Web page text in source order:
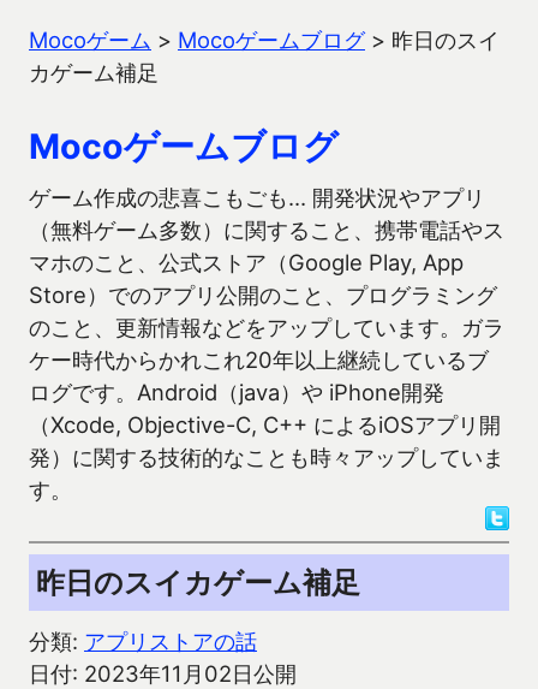
Mocoゲーム > Mocoゲームブログ> 昨日のスイ
カゲーム補足
Mocoゲームブログ
ゲーム作成の悲喜こもごも… 開発状況やアプリ
（無料ゲーム多数）に関すること、携帯電話やス
マホのこと、公式ストア（Google Play, App
Store）でのアプリ公開のこと、プログラミング
のこと、更新情報などをアップしています。ガラ
ケー時代からかれこれ20年以上継続しているブ
ログです。Android（java）や iPhone開発
（Xcode, Objective-C, C++ によるiOSアプリ開
発）に関する技術的なことも時々アップしていま
す。
昨日のスイカゲーム補足
分類: アプリストアの話
日付: 2023年11月02日公開